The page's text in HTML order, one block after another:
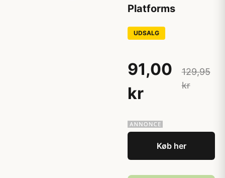
Platforms
UDSALG
91,00
kr
129,95
kr
Køb her